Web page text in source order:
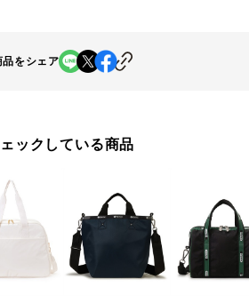
品をシェア
ックしている商品